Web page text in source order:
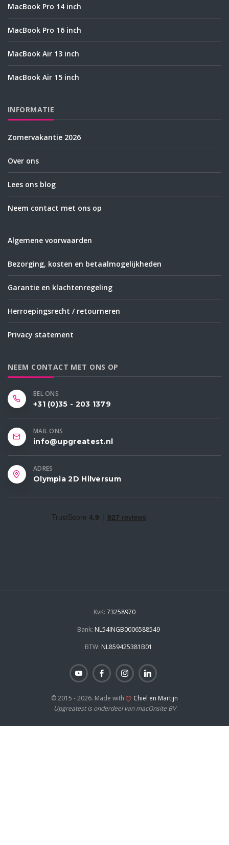
MacBook Pro 14 inch
MacBook Pro 16 inch
MacBook Air 13 inch
MacBook Air 15 inch
INFORMATIE
Zomervakantie 2026
Over ons
Lees ons blog
Neem contact met ons op
Algemene voorwaarden
Bezorging, kosten en betaalmogelijkheden
Garantie en klachtenregeling
Herroepingsrecht / retourneren
Privacy statement
NEEM CONTACT MET ONS OP
BEL ONS
+31 (0)35 - 203 1379
MAIL ONS
info@upgreatest.nl
ADRES
Olympia 2D Hilversum
KvK: 73258970
Bank: NL54INGB0006588549
BTW: NL859425381B01
© 2015 - 2026. Made with
Chiel en Martijn
Upgreatest is onderdeel van macOnsite BV